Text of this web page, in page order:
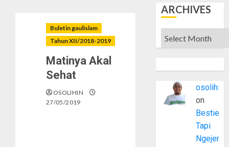
Buletin gaulislam
Tahun XII/2018-2019
Matinya Akal
Sehat
OSOLIHIN
27/05/2019
ARCHIVES
Archives
osolihin
on
Bestie
Tapi